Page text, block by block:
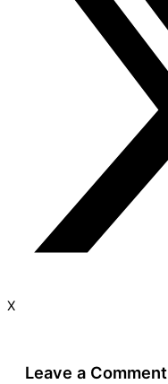
X
Leave a Comment